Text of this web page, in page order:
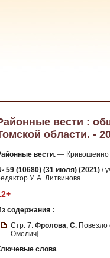
вести :
области. -
вести. — Кривошеино
59 (10680) (31 июля) (2021) /
У. А. Литвинова.
содержания :
Стр. 7: Фролова, С. Повезло
Омелич].
слова